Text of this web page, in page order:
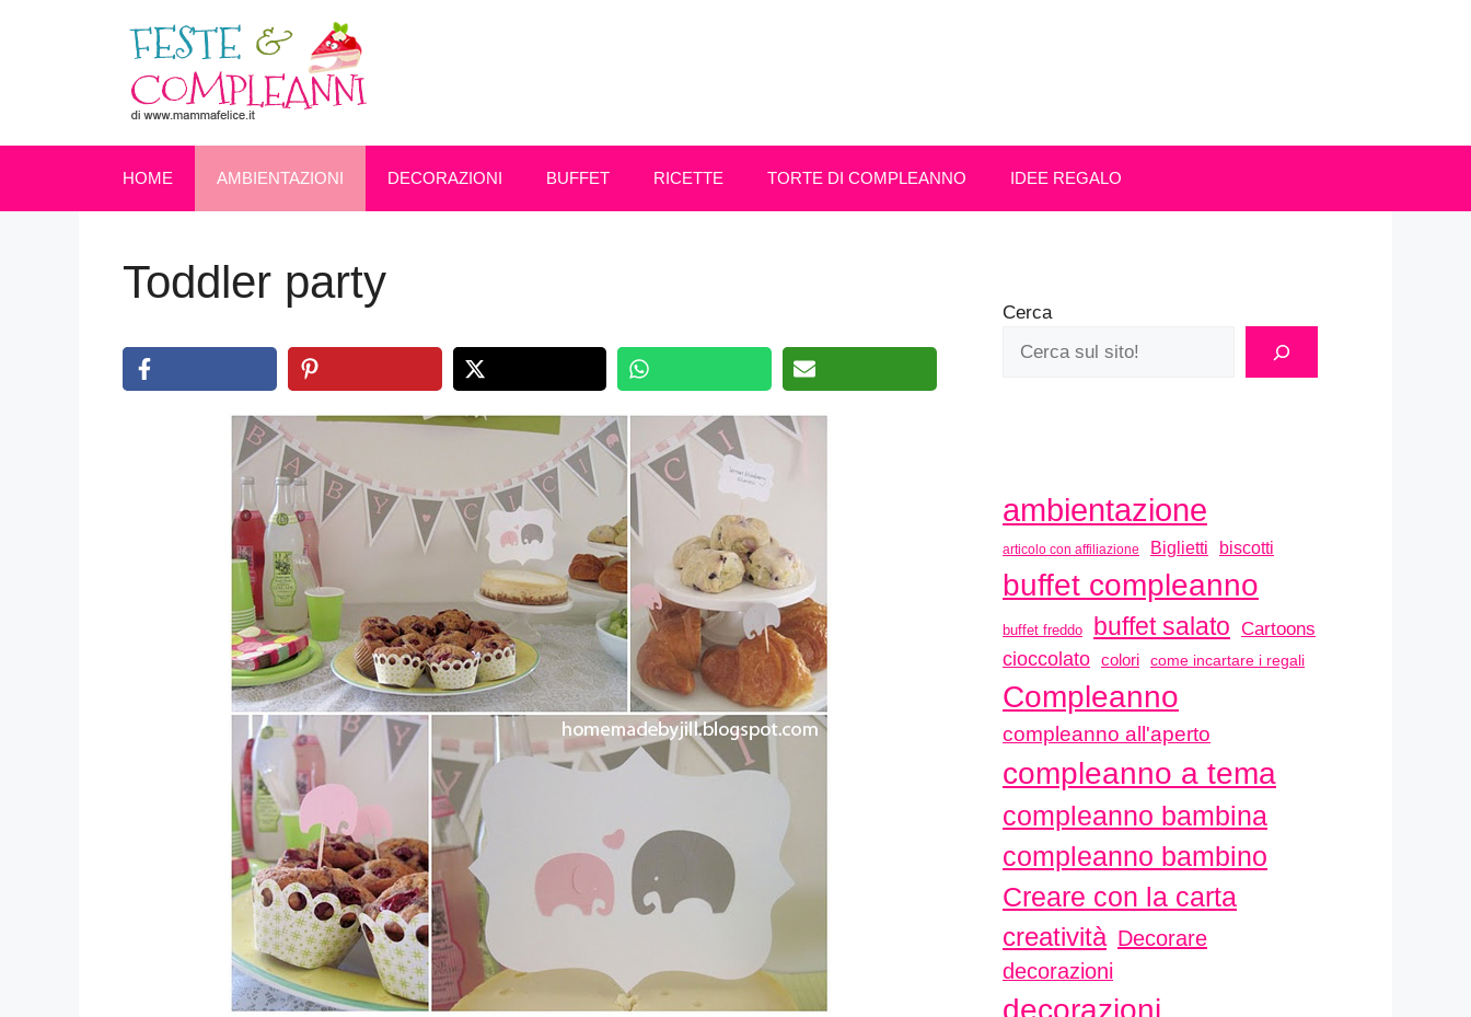
HOME AMBIENTAZIONI DECORAZIONI BUFFET RICETTE TORTE DI COMPLEANNO IDEE REGALO
Toddler party
Cerca
ambientazione
articolo con affiliazione Biglietti biscotti
buffet compleanno
buffet freddo buffet salato Cartoons
cioccolato colori come incartare i regali
Compleanno
compleanno all'aperto
compleanno a tema
compleanno bambina
compleanno bambino
Creare con la carta
creatività Decorare
decorazioni
decorazioni